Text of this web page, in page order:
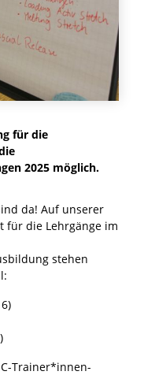
für die
2025 möglich.
da! Auf unserer
für die Lehrgänge im
stehen
Trainer*innen-